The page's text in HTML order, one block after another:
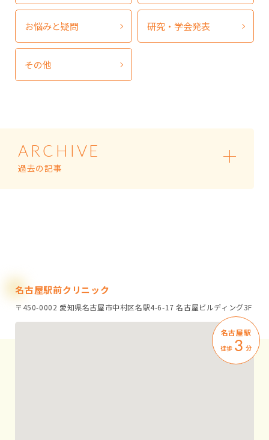
お悩みと疑問 研究・学会発表
その他
ARCHIVE
過去の記事
名古屋駅前クリニック
〒450-0002 愛知県名古屋市中村区名駅4-6-17 名古屋ビルディング3F
名古屋駅
徒歩 3 分